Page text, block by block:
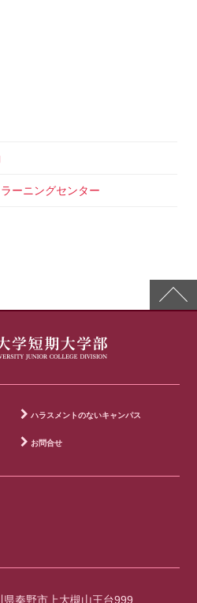
ーニングセンター
ハラスメントのないキャンパス
お問合せ
秦野市上大槻山王台999